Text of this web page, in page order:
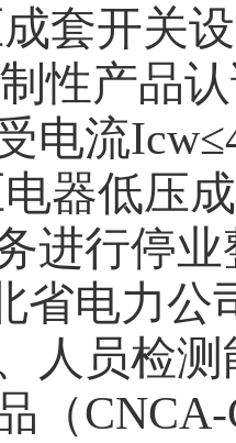
套开关
性产品
电流Icw≤
器低压
进行停业
省电力公
人员检
（